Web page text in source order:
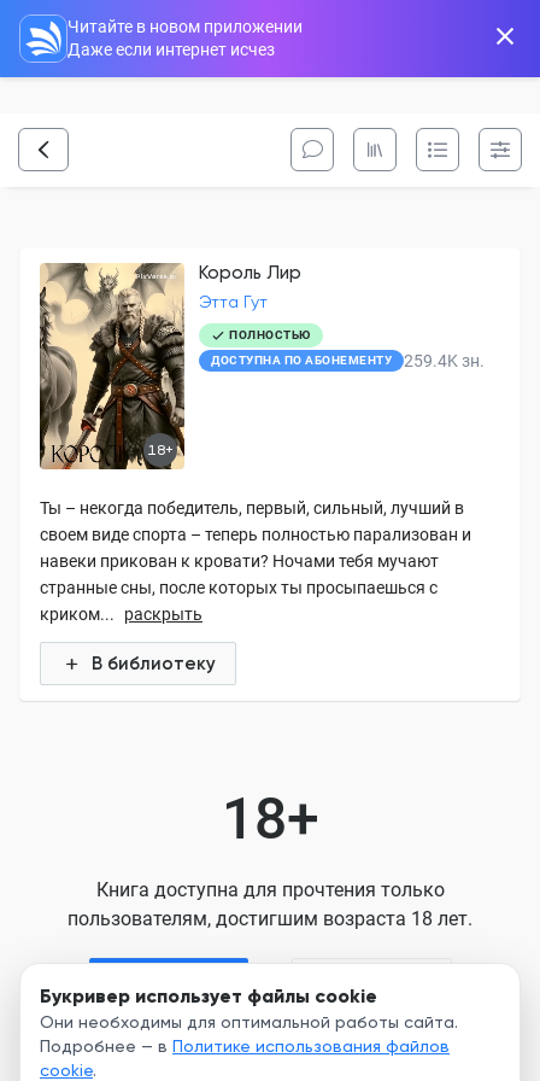
Букривер использует файлы cookie
Они необходимы для оптимальной работы сайта.
Подробнее — в Политике использования файлов
cookie.
Читайте в новом приложении
Даже если интернет исчез
18+
Король Лир
Этта Гут
ПОЛНОСТЬЮ
ДОСТУПНА ПО АБОНЕМЕНТУ
259.4K зн.
Ты – некогда победитель, первый, сильный, лучший в
своем виде спорта – теперь полностью парализован и
навеки прикован к кровати? Ночами тебя мучают
странные сны, после которых ты просыпаешься с
криком...
раскрыть
В библиотеку
18+
Книга доступна для прочтения только
пользователям, достигшим возраста 18 лет.
Нажимая кнопку, я принимаю условия